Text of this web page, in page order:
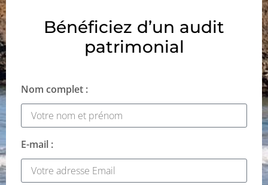
Bénéficiez d’un audit
patrimonial
Nom complet :
E-mail :